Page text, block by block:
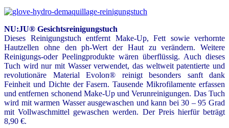
NU:JU® Gesichtsreinigungstuch
Dieses Reinigungstuch entfernt Make-Up, Fett sowie verhornte
Hautzellen ohne den ph-Wert der Haut zu verändern. Weitere
Reinigungs-oder Peelingprodukte wären überflüssig. Auch dieses
Tuch wird nur mit Wasser verwendet, das weltweit patentierte und
revolutionäre Material Evolon® reinigt besonders sanft dank
Feinheit und Dichte der Fasern. Tausende Mikrofilamente erfassen
und entfernen schonend Make-Up und Verunreinigungen. Das Tuch
wird mit warmen Wasser ausgewaschen und kann bei 30 – 95 Grad
mit Vollwaschmittel gewaschen werden. Der Preis hierfür beträgt
8,90 €.